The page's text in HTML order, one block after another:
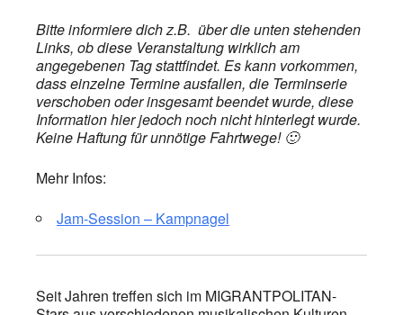
Bitte informiere dich z.B. über die unten stehenden
Links, ob diese Veranstaltung wirklich am
angegebenen Tag stattfindet. Es kann vorkommen,
dass einzelne Termine ausfallen, die Terminserie
verschoben oder insgesamt beendet wurde, diese
Information hier jedoch noch nicht hinterlegt wurde.
Keine Haftung für unnötige Fahrtwege! 🙂
Mehr Infos:
Jam-Session – Kampnagel
Seit Jahren treffen sich im MIGRANTPOLITAN-